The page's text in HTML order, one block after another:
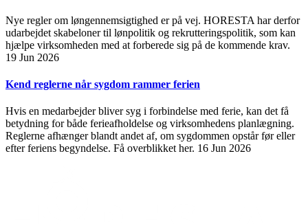
Nye regler om løngennemsigtighed er på vej. HORESTA har derfor
udarbejdet skabeloner til lønpolitik og rekrutteringspolitik, som kan
hjælpe virksomheden med at forberede sig på de kommende krav.
19 Jun 2026
Kend reglerne når sygdom rammer ferien
Hvis en medarbejder bliver syg i forbindelse med ferie, kan det få
betydning for både ferieafholdelse og virksomhedens planlægning.
Reglerne afhænger blandt andet af, om sygdommen opstår før eller
efter feriens begyndelse. Få overblikket her. 16 Jun 2026